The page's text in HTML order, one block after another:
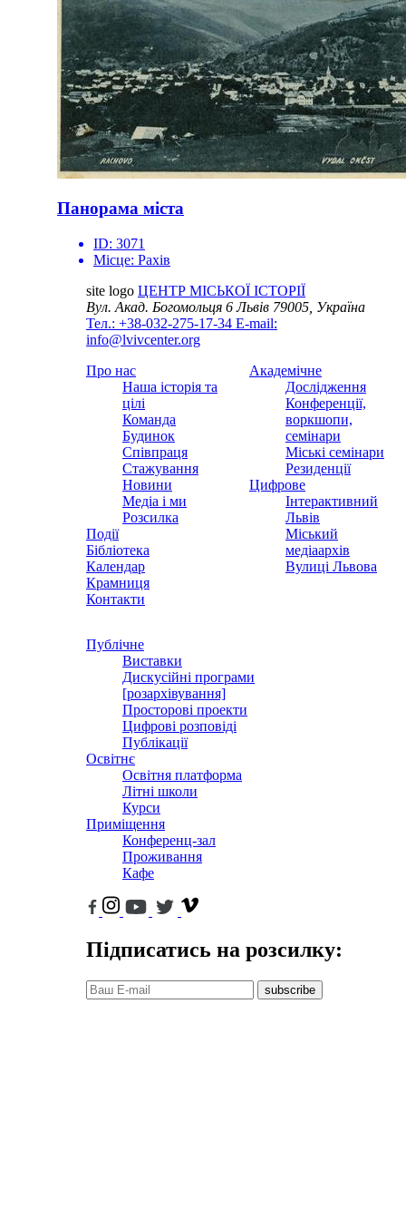
Панорама міста
ID: 3071
Місце: Рахів
site logo ЦЕНТР МІСЬКОЇ ІСТОРІЇ
Вул. Акад. Богомольця 6Львів 79005, Україна
Тел.: +38-032-275-17-34 E-mail:
info@lvivcenter.org
Про нас
Наша історія та
цілі
Команда
Будинок
Співпраця
Стажування
Новини
Медіа і ми
Розсилка
Події
Бібліотека
Календар
Крамниця
Контакти
Академічне
Дослідження
Конференції,
воркшопи,
семінари
Міські семінари
Резиденції
Цифрове
Інтерактивний
Львів
Міський
медіаархів
Вулиці Львова
Публічне
Виставки
Дискусійні програми
[розархівування]
Просторові проекти
Цифрові розповіді
Публікації
Освітнє
Освітня платформа
Літні школи
Курси
Приміщення
Конференц-зал
Проживання
Кафе
Підписатись на розсилку:
subscribe